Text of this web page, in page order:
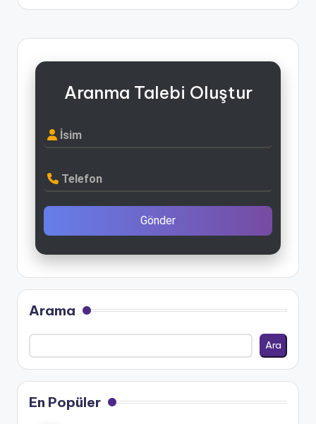
Aranma Talebi Oluştur
İsim
Telefon
Gönder
Arama
Ara
En Popüler